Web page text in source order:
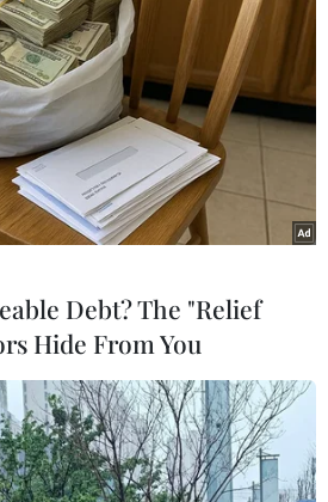
Debt? The "Relief
Hide From You